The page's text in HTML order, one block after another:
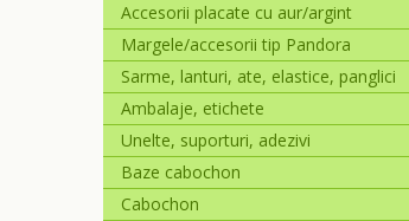
Accesorii placate cu aur/argint
Margele/accesorii tip Pandora
Sarme, lanturi, ate, elastice, panglici
Ambalaje, etichete
Unelte, suporturi, adezivi
Baze cabochon
Cabochon